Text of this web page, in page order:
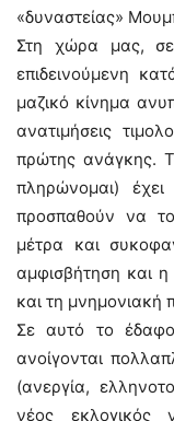
«δυναστείας»
Στη χώρα μας, σε
επιδεινούμενη
μαζικό κίνημα
ανατιμήσεις
πρώτης ανάγκης.
πληρώνομαι)
προσπαθούν να
μέτρα και
αμφισβήτηση και η
και τη μνημονιακή
Σε αυτό το
ανοίγονται
(ανεργία,
νέος εκλογικός